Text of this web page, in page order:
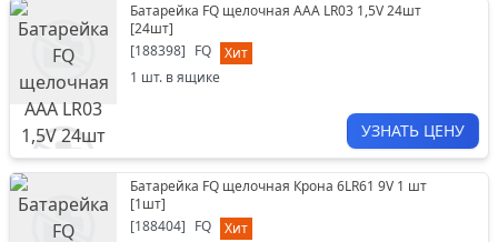
Батарейка FQ щелочная ААА LR03 1,5V 24шт
[24шт]
[188398] FQ
Хит
1 шт. в ящике
УЗНАТЬ ЦЕНУ
Батарейка FQ щелочная Крона 6LR61 9V 1 шт
[1шт]
[188404] FQ
Хит